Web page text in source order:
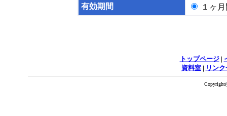
有効期間 １ヶ
トップページ|
資料室| リン